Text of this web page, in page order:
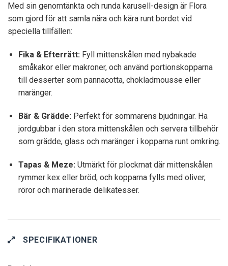
Med sin genomtänkta och runda karusell-design är Flora
som gjord för att samla nära och kära runt bordet vid
speciella tillfällen:
Fika & Efterrätt:Fyll mittenskålen med nybakade
småkakor eller makroner, och använd portionskopparna
till desserter som pannacotta, chokladmousse eller
maränger.
Bär & Grädde:Perfekt för sommarens bjudningar. Ha
jordgubbar i den stora mittenskålen och servera tillbehör
som grädde, glass och maränger i kopparna runt omkring.
Tapas & Meze:Utmärkt för plockmat där mittenskålen
rymmer kex eller bröd, och kopparna fylls med oliver,
röror och marinerade delikatesser.
SPECIFIKATIONER